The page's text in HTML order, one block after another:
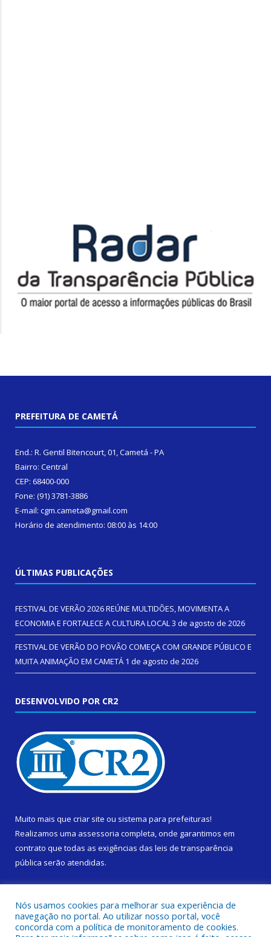
PREFEITURA DE CAMETÁ
End.: R. Gentil Bitencourt, 01, Cametá - PA
Bairro: Central
CEP: 68400-000
Fone: (91) 3781-3886
E-mail: cgm.cameta@gmail.com
Horário de atendimento: 08:00 às 14:00
ÚLTIMAS PUBLICAÇÕES
FESTIVAL DE VERÃO 2026 REÚNE MULTIDÕES, MOVIMENTA A
ECONOMIA E FORTALECE A CULTURA LOCAL3 de agosto de 2026
FESTIVAL DE VERÃO DO POVÃO COMEÇA COM GRANDE PÚBLICO E
MUITA ANIMAÇÃO EM CAMETÁ 1 de agosto de 2026
DESENVOLVIDO POR CR2
Muito mais que criar site ou sistema para prefeituras!
Realizamos uma assessoria completa, onde garantimos em
contrato que todas as exigências das leis de transparência
pública serão atendidas.
Nós usamos cookies para melhorar sua experiência de
navegação no portal. Ao utilizar nosso portal, você
concorda com a política de monitoramento de cookies.